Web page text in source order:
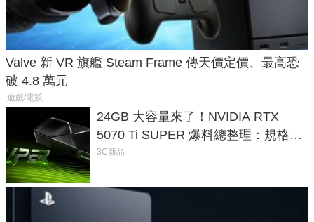
Valve 新 VR 旗艦 Steam Frame 傳天價定價、最高恐
破 4.8 萬元
遊戲/電競
24GB 大容量來了！NVIDIA RTX
5070 Ti SUPER 爆料總整理：規格、
功耗、上市時間
3C新品